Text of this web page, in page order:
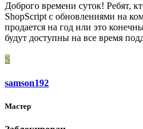
Доброго времени суток! Ребят,
ShopScript с обновлениями на
продается на год или это
будут доступны на все время
S
samson192
Мастер